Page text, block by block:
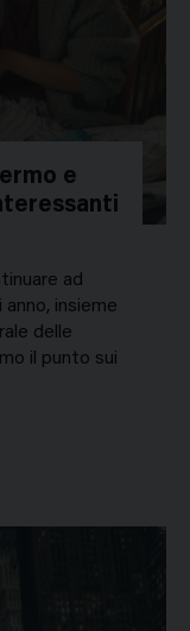
e
ad
insieme
delle
il punto sui